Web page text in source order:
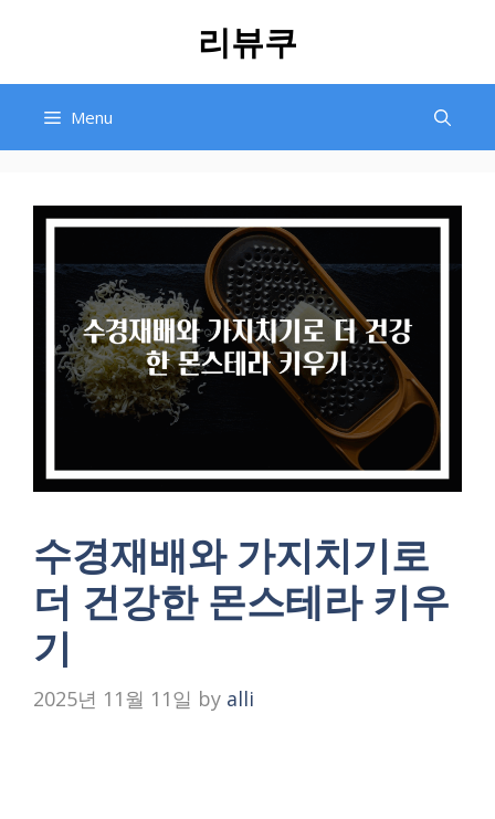
리뷰쿠
Menu
수경재배와 가지치기로
더 건강한 몬스테라 키우
기
2025년 11월 11일 by alli